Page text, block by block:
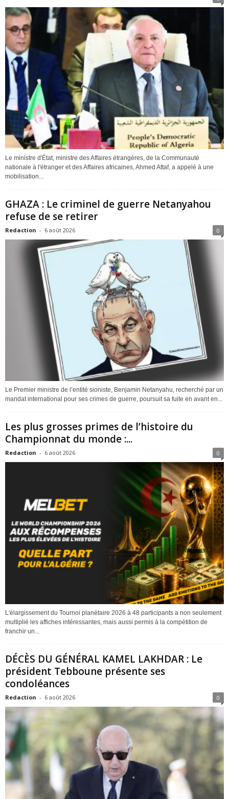
Le ministre d'État, ministre des Affaires étrangères, de la Communauté
nationale à l'étranger et des Affaires africaines, Ahmed Attaf, a appelé à une
mobilisation...
GHAZA : Le criminel de guerre Netanyahou
refuse de se retirer
Redaction - 6 août 2026 0
Le Premier ministre de l’entité sioniste, Benjamin Netanyahu, recherché par un
mandat international pour ses crimes de guerre, poursuit sa fuite en avant en...
Les plus grosses primes de l’histoire du
Championnat du monde :...
Redaction - 6 août 2026 0
L'élargissement du Tournoi planétaire 2026 à 48 participants a non seulement
multiplié les affiches intéressantes, mais aussi permis à la compétition de
franchir un...
DÉCÈS DU GÉNÉRAL KAMEL LAKHDAR : Le
président Tebboune présente ses
condoléances
Redaction - 6 août 2026 0